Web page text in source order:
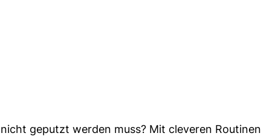
geputzt werden muss? Mit cleveren Routinen